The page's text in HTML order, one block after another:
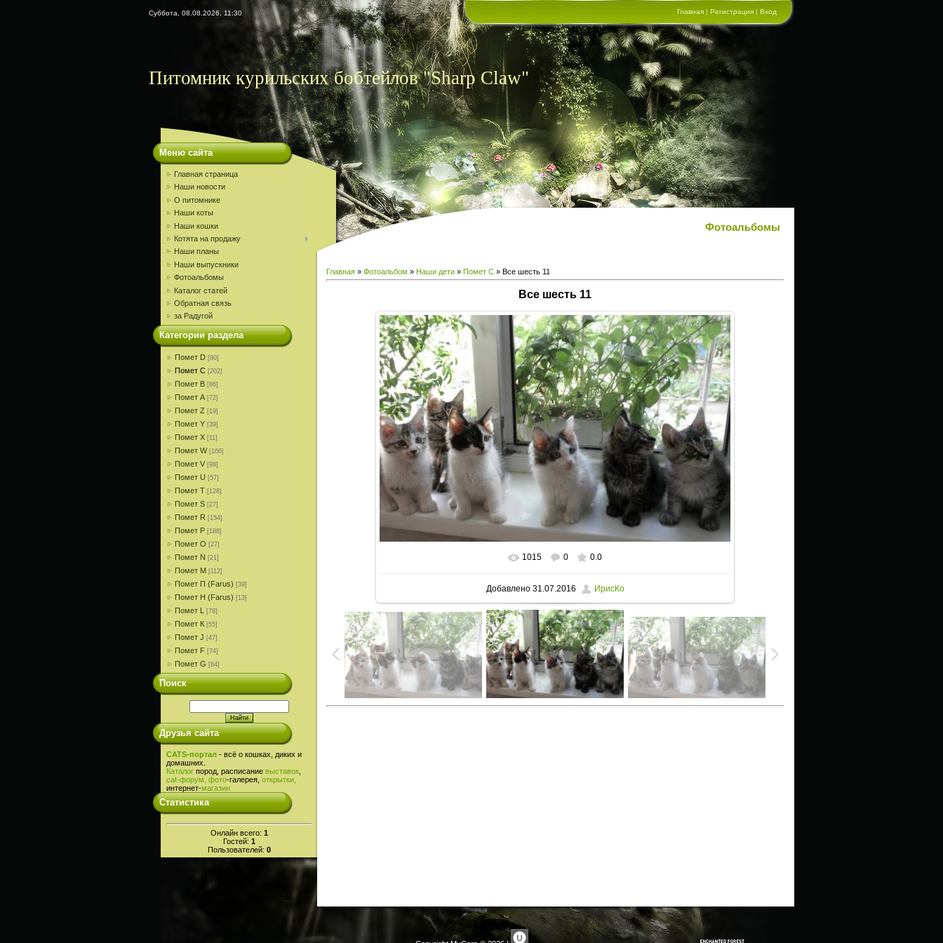
Суббота, 08.08.2026, 11:30 Главная | Регистрация | Вход
Питомник курильских бобтейлов "Sharp Claw"
Меню сайта
Главная страница
Наши новости
О питомнике
Наши коты
Наши кошки
Котята на продажу
Наши планы
Наши выпускники
Фотоальбомы
Каталог статей
Обратная связь
за Радугой
Категории раздела
Помет D [80]
Помет С [202]
Помет В [86]
Помет A [72]
Помет Z [19]
Помет Y [39]
Помет X [11]
Помет W [166]
Помет V [98]
Помет U [57]
Помет T [128]
Помет S [27]
Помет R [154]
Помет P [188]
Помет О [27]
Помет N [21]
Помет M [112]
Помет П (Farus) [39]
Помет Н (Farus) [13]
Помет L [78]
Помет К [55]
Помет J [47]
Помет F [74]
Помет G [84]
Поиск
Друзья сайта
CATS-портал - всё о кошках, диких и
домашних.
Каталог пород, расписание выставок
cat-форум, фото-галерея, открытки,
интернет-магазин
Статистика
Онлайн всего: 1
Гостей: 1
Пользователей: 0
Фотоальбомы
Главная » Фотоальбом » Наши дети » Помет С » Все шесть 11
Все шесть 11
В реальном размере 1024x663
1015 0 0.0
Добавлено31.07.2016 ИрисКо